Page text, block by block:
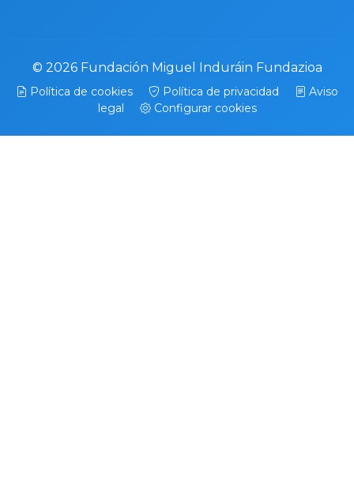
© 2026 Fundación Miguel Induráin Fundazioa
Política de cookies Política de privacidad
Aviso
legal
Configurar cookies